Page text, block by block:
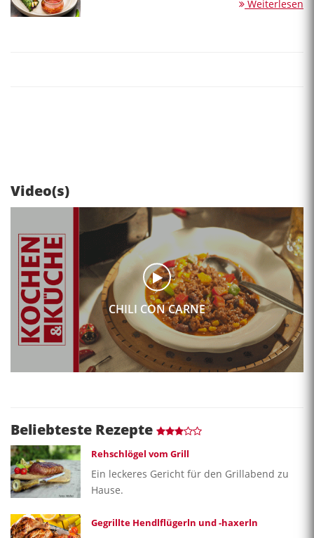
Weiterlesen
Video(s)
CHILI CON CARNE
Beliebteste Rezepte
Rehschlögel vom Grill
Ein leckeres Gericht für den Grillabend zu
Hause.
Gegrillte Hendlflügerln und -haxerln